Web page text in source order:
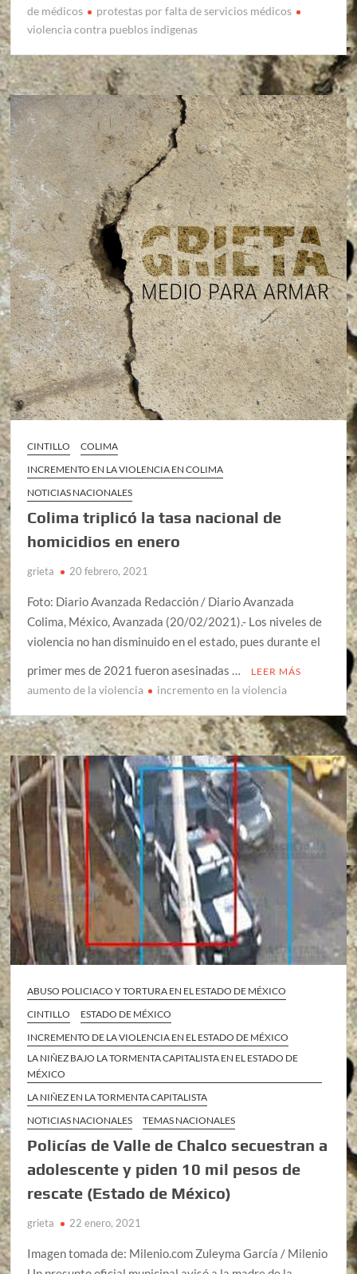
de médicos
protestas por falta de servicios médicos
violencia contra pueblos indigenas
CINTILLO
COLIMA
INCREMENTO EN LA VIOLENCIA EN COLIMA
NOTICIAS NACIONALES
Colima triplicó la tasa nacional de
homicidios en enero
grieta 20 febrero, 2021
Foto: Diario Avanzada Redacción / Diario Avanzada
Colima, México, Avanzada (20/02/2021).- Los niveles de
violencia no han disminuido en el estado, pues durante el
primer mes de 2021 fueron asesinadas …
LEER MÁS
aumento de la violencia incremento en la violencia
ABUSO POLICIACO Y TORTURA EN EL ESTADO DE MÉXICO
CINTILLO
ESTADO DE MÉXICO
INCREMENTO DE LA VIOLENCIA EN EL ESTADO DE MÉXICO
LA NIÑEZ BAJO LA TORMENTA CAPITALISTA EN EL ESTADO DE
MÉXICO
LA NIÑEZ EN LA TORMENTA CAPITALISTA
NOTICIAS NACIONALES
TEMAS NACIONALES
Policías de Valle de Chalco secuestran a
adolescente y piden 10 mil pesos de
rescate (Estado de México)
grieta 22 enero, 2021
Imagen tomada de: Milenio.com Zuleyma García / Milenio